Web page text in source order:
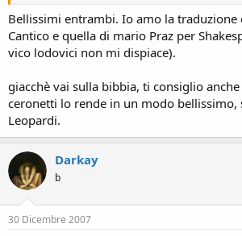
Bellissimi entrambi. Io amo la traduzione
Cantico e quella di mario Praz per
vico lodovici non mi dispiace).
giacchè vai sulla bibbia, ti consiglio anche
ceronetti lo rende in un modo bellissimo,
Leopardi.
Darkay
b
30 Dicembre 2007